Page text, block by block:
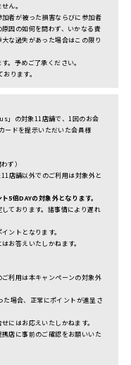
ん。
者が被った損害ならびに参加者
因の如何を問わず、いかなる責
な過失があった場合はこの限り
。予めご了承ください。
ります。
」の対象11店舗で、1回のお会
ードを提示いただいた会員様
ず）
店舗以外でのご利用は対象外と
5倍DAYの対象外となります。
ております。諸事情により遅れ
ントとなります。
お答えいたしかねます。
利用は本キャンペーンの対象外
た場合、正常にポイントが進呈さ
にはお応えいたしかねます。
店に事前のご確認をお願いいた